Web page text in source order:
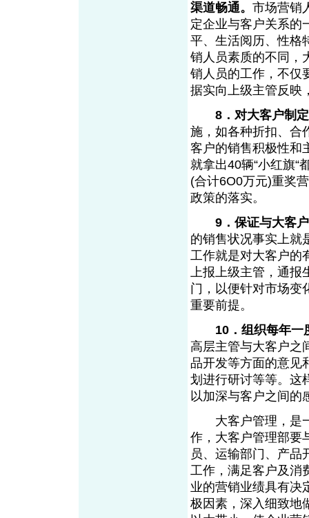
渠道畅通。 市场营销
定企业与客户关系的
平、生活阅历、性格
销人员素质的不同，
销人员的工作，不仅
据实向上级主管反映
8．对大客户制
施，如各种折扣、合
客户的销售积极性和
就拿出40辆“小红旗“
(合计6O0万元)重奖
政策的落实。
9．保证与大客
的销售状况事实上就
工作就是对大客户的
上报上级主管，通报
门，以便针对市场变
重要前提。
10．组织每年一
高层主管与大客户之
品开发等方面的意见
划进行研讨等等。这
以加深与客户之间的
大客户管理，是一
作，大客户管理部
员、运输部门、产
工作，满足客户及消
业的营销业绩具有决
极因素，深入细致地